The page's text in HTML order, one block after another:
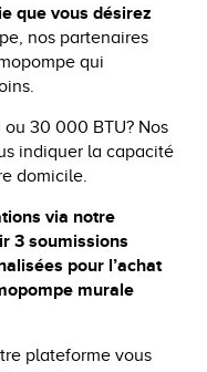
que vous désirez
nos partenaires
qui
ou 30 000 BTU? Nos
indiquer la capacité
domicile.
via notre
3 soumissions
pour l’achat
murale
plateforme vous